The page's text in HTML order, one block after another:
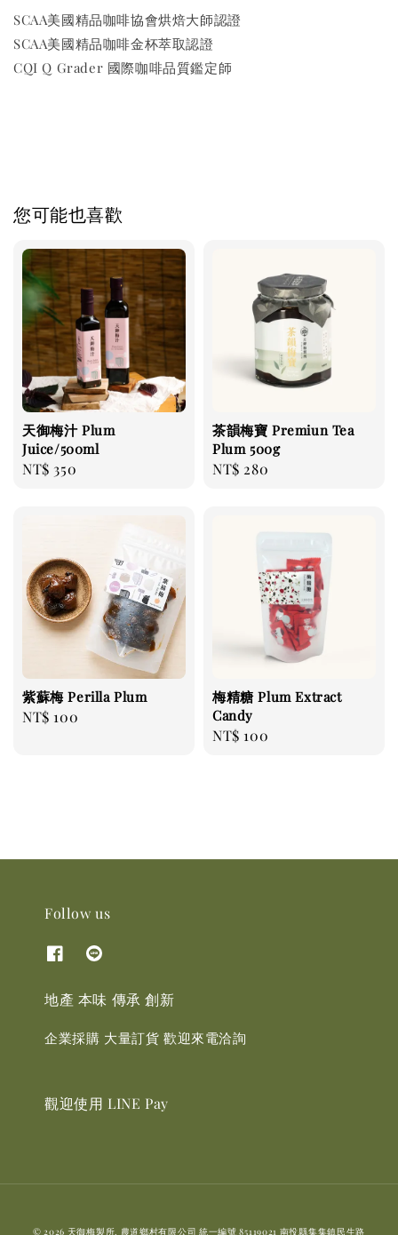
SCAA美國精品咖啡協會烘焙大師認證
SCAA美國精品咖啡金杯萃取認證
CQI Q Grader 國際咖啡品質鑑定師
您可能也喜歡
天御梅汁 Plum
Juice/500ml
Regular
NT$ 350
茶韻梅寶 Premiun Tea
Plum 500g
Regular
NT$ 280
紫蘇梅 Perilla Plum
Regular
NT$ 100
梅精糖 Plum Extract
Candy
Regular
NT$ 100
Follow us
地產 本味 傳承 創新
企業採購 大量訂貨 歡迎來電洽詢
觀迎使用 LINE Pay
© 2026 天御梅製所. 農道鄉村有限公司 統一編號 85119021 南投縣集集鎮民生路